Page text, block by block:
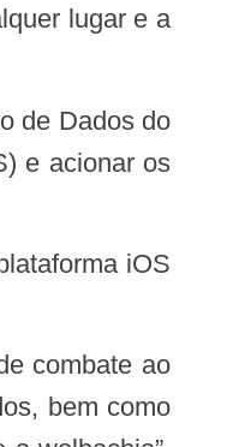
lugar e a
e acionar os
iOS
bem como